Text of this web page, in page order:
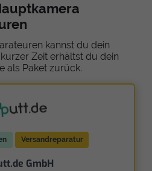
kannst du dein
Zeit erhältst du dein
als Paket zurück.
Versandreparatur
GmbH